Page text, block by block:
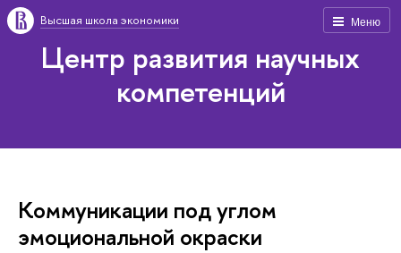
Меню
Высшая школа экономики
Центр развития научных
компетенций
Коммуникации под углом
эмоциональной окраски